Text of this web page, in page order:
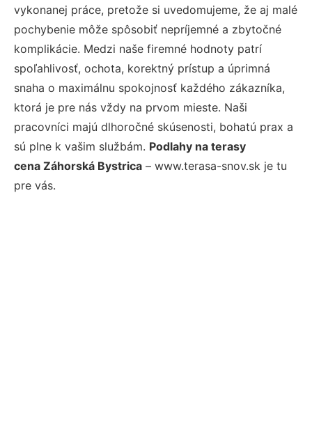
vykonanej práce, pretože si uvedomujeme, že aj malé
pochybenie môže spôsobiť nepríjemné a zbytočné
komplikácie. Medzi naše firemné hodnoty patrí
spoľahlivosť, ochota, korektný prístup a úprimná
snaha o maximálnu spokojnosť každého zákazníka,
ktorá je pre nás vždy na prvom mieste. Naši
pracovníci majú dlhoročné skúsenosti, bohatú prax a
sú plne k vašim službám. Podlahy na terasy
cena Záhorská Bystrica – www.terasa-snov.sk je tu
pre vás.